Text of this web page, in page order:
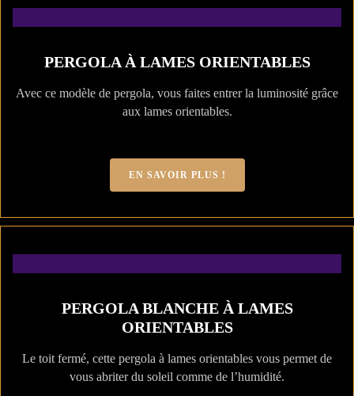
PERGOLA À LAMES ORIENTABLES
Avec ce modèle de pergola, vous faites entrer la luminosité grâce
aux lames orientables.
EN SAVOIR PLUS !
PERGOLA BLANCHE À LAMES
ORIENTABLES
Le toit fermé, cette pergola à lames orientables vous permet de
vous abriter du soleil comme de l’humidité.